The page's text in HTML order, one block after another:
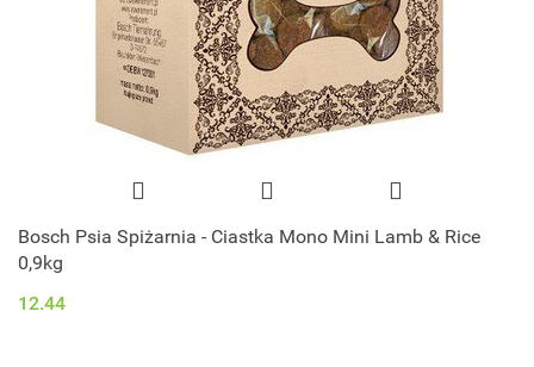
Bosch Psia Spiżarnia - Ciastka Mono Mini Lamb & Rice
0,9kg
12.44